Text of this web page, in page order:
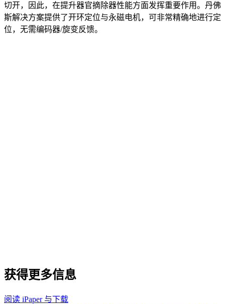
切开，因此，在提升器官摘除器性能方面发挥重要作用。丹佛
斯解决方案提供了开环定位与永磁电机，可非常精确地进行定
位，无需编码器/旋变反馈。
获得更多信息
阅读 iPaper 与下载